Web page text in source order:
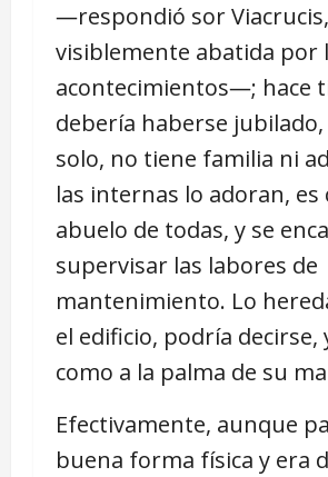
―respondió sor Viacrucis,
visiblemente abatida por
acontecimientos―; hace
debería haberse
solo, no tiene familia ni
las internas lo adoran, es
abuelo de todas, y se
supervisar las labores de
mantenimiento. Lo
el edificio, podría decirse,
como a la palma de su
Efectivamente, aunque
buena forma física y era